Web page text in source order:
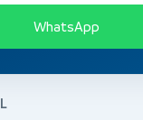
WhatsApp